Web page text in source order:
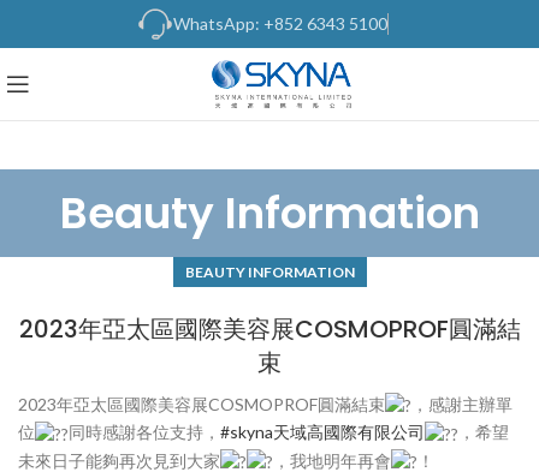
WhatsApp: +852 6343 5100
Beauty Information
BEAUTY INFORMATION
2023年亞太區國際美容展COSMOPROF圓滿結
束
2023年亞太區國際美容展COSMOPROF圓滿結束
，感謝主辦單
位
同時感謝各位支持， #skyna天域高國際有限公司
，希望
未來日子能夠再次見到大家
，我地明年再會 ！